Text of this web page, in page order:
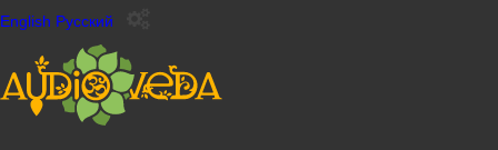
English Русский